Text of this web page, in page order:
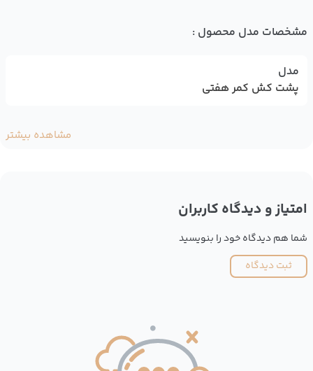
مشخصات مدل محصول :
مدل
پشت کش کمر هفتی
مشاهده بیشتر
امتیاز و دیدگاه کاربران
شما هم دیدگاه خود را بنویسید
ثبت دیدگاه